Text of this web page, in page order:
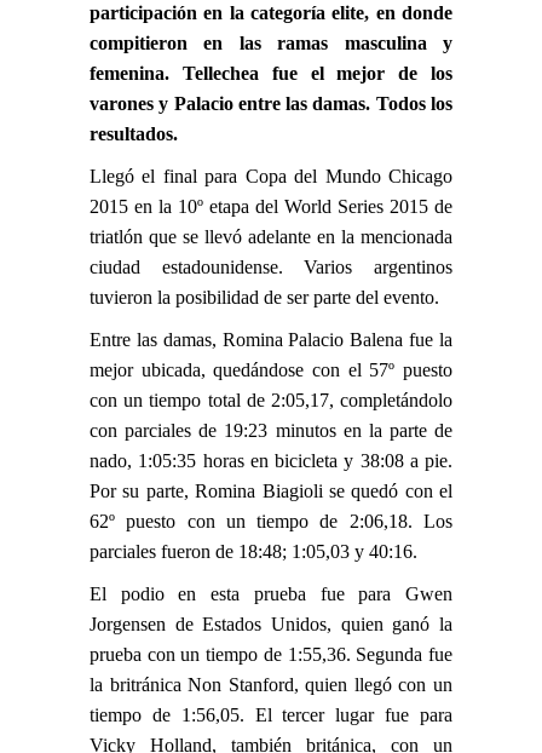
participación en la categoría elite, en donde
compitieron en las ramas masculina y
femenina. Tellechea fue el mejor de los
varones y Palacio entre las damas. Todos los
resultados.
Llegó el final para Copa del Mundo Chicago
2015 en la 10º etapa del World Series 2015 de
triatlón que se llevó adelante en la mencionada
ciudad estadounidense. Varios argentinos
tuvieron la posibilidad de ser parte del evento.
Entre las damas, Romina Palacio Balena fue la
mejor ubicada, quedándose con el 57º puesto
con un tiempo total de 2:05,17, completándolo
con parciales de 19:23 minutos en la parte de
nado, 1:05:35 horas en bicicleta y 38:08 a pie.
Por su parte, Romina Biagioli se quedó con el
62º puesto con un tiempo de 2:06,18. Los
parciales fueron de 18:48; 1:05,03 y 40:16.
El podio en esta prueba fue para Gwen
Jorgensen de Estados Unidos, quien ganó la
prueba con un tiempo de 1:55,36. Segunda fue
la britránica Non Stanford, quien llegó con un
tiempo de 1:56,05. El tercer lugar fue para
Vicky Holland, también británica, con un